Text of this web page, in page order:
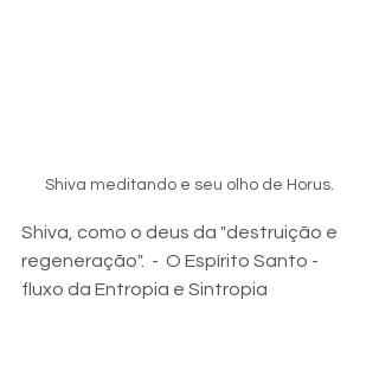
Shiva meditando e seu olho de Horus.
Shiva, como o deus da "destruição e
regeneração".  -  O Espírito Santo -
fluxo da Entropia e Sintropia